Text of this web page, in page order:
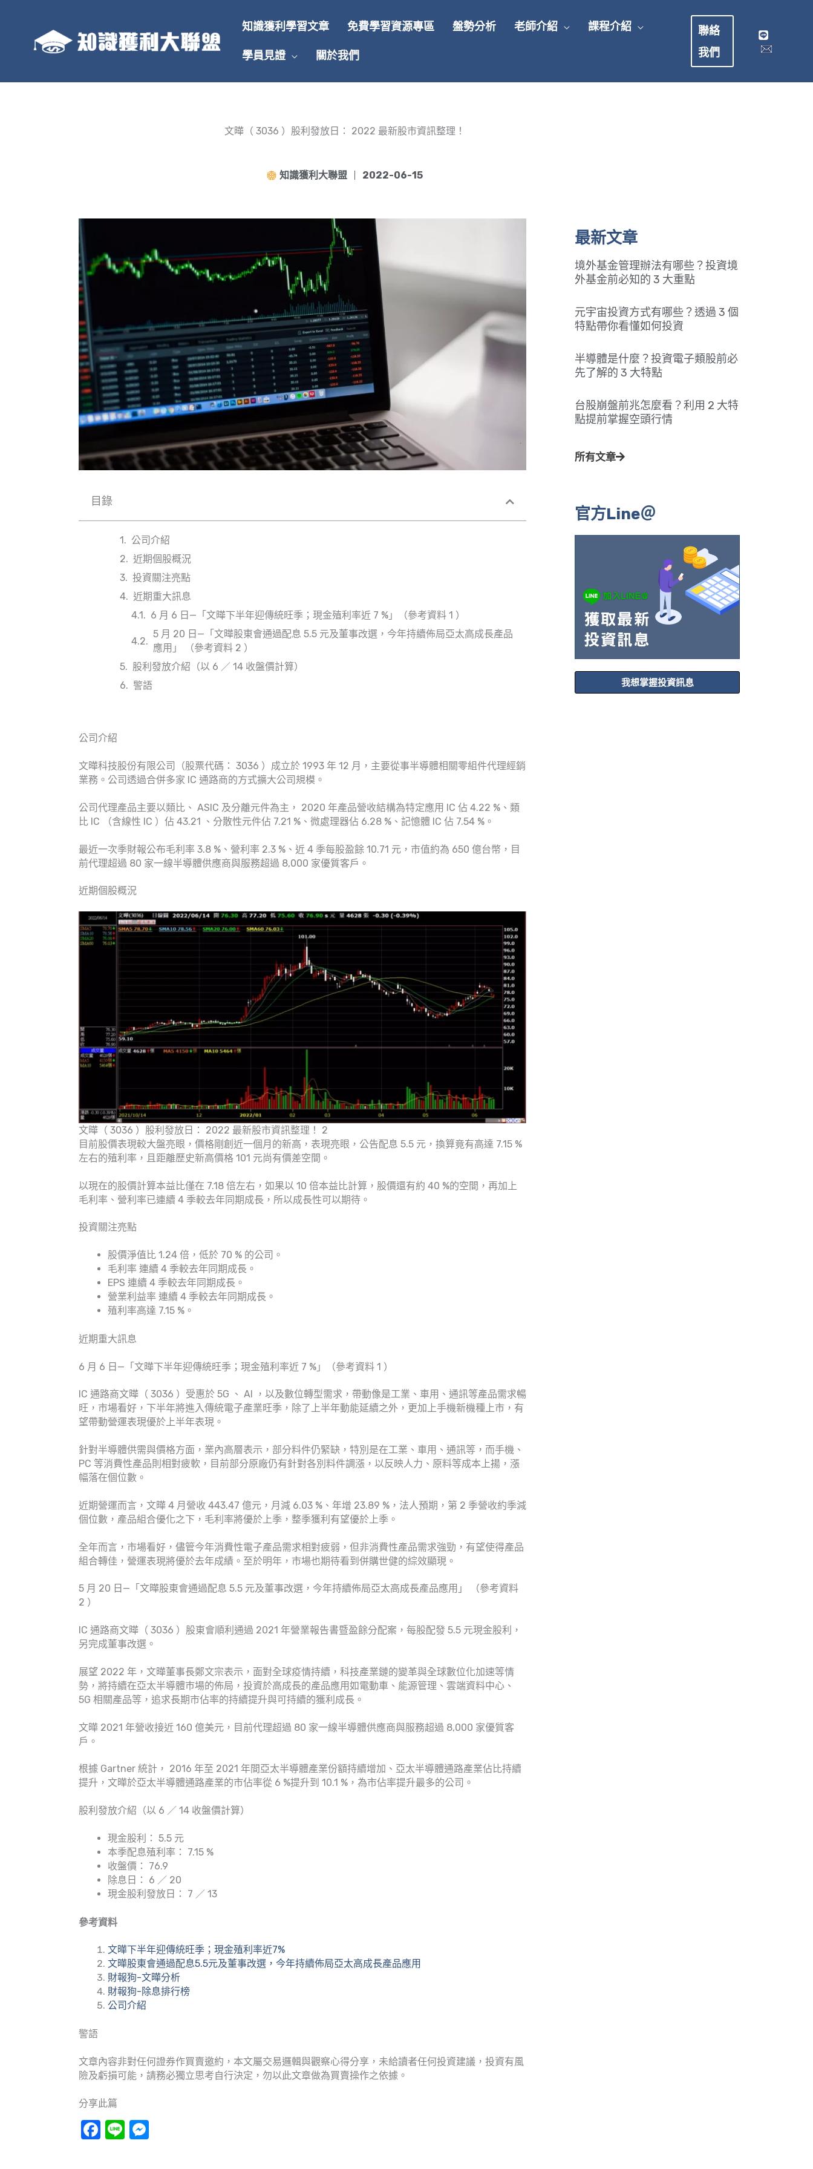
知識獲利學習文章 免費學習資源專區 盤勢分析 老師介紹 課程介紹
學員見證 關於我們
聯絡
我們
文曄（ 3036 ）股利發放日： 2022 最新股市資訊整理！
知識獲利大聯盟 2022-06-15
目錄
公司介紹
近期個股概況
投資關注亮點
近期重大訊息
6 月 6 日—「文曄下半年迎傳統旺季；現金殖利率近 7 %」（參考資料 1 ）
5 月 20 日—「文曄股東會通過配息 5.5 元及董事改選，今年持續佈局亞太高成長產品
應用」 （參考資料 2 ）
股利發放介紹（以 6 ／ 14 收盤價計算）
警語
公司介紹
文曄科技股份有限公司（股票代碼： 3036 ）成立於 1993 年 12 月，主要從事半導體相關零組件代理經銷
業務。公司透過合併多家 IC 通路商的方式擴大公司規模。
公司代理產品主要以類比、 ASIC 及分離元件為主， 2020 年產品營收結構為特定應用 IC 佔 4.22 %、類
比 IC （含線性 IC ）佔 43.21 、分散性元件佔 7.21 %、微處理器佔 6.28 %、記憶體 IC 佔 7.54 %。
最近一次季財報公布毛利率 3.8 %、營利率 2.3 %、近 4 季每股盈餘 10.71 元，市值約為 650 億台幣，目
前代理超過 80 家一線半導體供應商與服務超過 8,000 家優質客戶。
近期個股概況
文曄（ 3036 ）股利發放日： 2022 最新股市資訊整理！ 2
目前股價表現較大盤亮眼，價格剛創近一個月的新高，表現亮眼，公告配息 5.5 元，換算竟有高達 7.15 %
左右的殖利率，且距離歷史新高價格 101 元尚有價差空間。
以現在的股價計算本益比僅在 7.18 倍左右，如果以 10 倍本益比計算，股價還有約 40 %的空間，再加上
毛利率、營利率已連續 4 季較去年同期成長，所以成長性可以期待。
投資關注亮點
股價淨值比 1.24 倍，低於 70 % 的公司。
毛利率 連續 4 季較去年同期成長。
EPS 連續 4 季較去年同期成長。
營業利益率 連續 4 季較去年同期成長。
殖利率高達 7.15 %。
近期重大訊息
6 月 6 日—「文曄下半年迎傳統旺季；現金殖利率近 7 %」（參考資料 1 ）
IC 通路商文曄（ 3036 ）受惠於 5G 、 AI ，以及數位轉型需求，帶動像是工業、車用、通訊等產品需求暢
旺，市場看好，下半年將進入傳統電子產業旺季，除了上半年動能延續之外，更加上手機新機種上市，有
望帶動營運表現優於上半年表現。
針對半導體供需與價格方面，業內高層表示，部分料件仍緊缺，特別是在工業、車用、通訊等，而手機、
PC 等消費性產品則相對疲軟，目前部分原廠仍有針對各別料件調漲，以反映人力、原料等成本上揚，漲
幅落在個位數。
近期營運而言，文曄 4 月營收 443.47 億元，月減 6.03 %、年增 23.89 %，法人預期，第 2 季營收約季減
個位數，產品組合優化之下，毛利率將優於上季，整季獲利有望優於上季。
全年而言，市場看好，儘管今年消費性電子產品需求相對疲弱，但非消費性產品需求強勁，有望使得產品
組合轉佳，營運表現將優於去年成績。至於明年，市場也期待看到併購世健的綜效顯現。
5 月 20 日—「文曄股東會通過配息 5.5 元及董事改選，今年持續佈局亞太高成長產品應用」 （參考資料
2 ）
IC 通路商文曄（ 3036 ）股東會順利通過 2021 年營業報告書暨盈餘分配案，每股配發 5.5 元現金股利，
另完成董事改選。
展望 2022 年，文曄董事長鄭文宗表示，面對全球疫情持續，科技產業鏈的變革與全球數位化加速等情
勢，將持續在亞太半導體巿場的佈局，投資於高成長的產品應用如電動車、能源管理、雲端資料中心、
5G 相關產品等，追求長期市佔率的持續提升與可持續的獲利成長。
文曄 2021 年營收接近 160 億美元，目前代理超過 80 家一線半導體供應商與服務超過 8,000 家優質客
戶。
根據 Gartner 統計， 2016 年至 2021 年間亞太半導體產業份額持續增加、亞太半導體通路產業佔比持續
提升，文曄於亞太半導體通路產業的市佔率從 6 %提升到 10.1 %，為市佔率提升最多的公司。
股利發放介紹（以 6 ／ 14 收盤價計算）
現金股利： 5.5 元
本季配息殖利率： 7.15 %
收盤價： 76.9
除息日： 6 ／ 20
現金股利發放日： 7 ／ 13
參考資料
文曄下半年迎傳統旺季；現金殖利率近7%
文曄股東會通過配息5.5元及董事改選，今年持續佈局亞太高成長產品應用
財報狗-文曄分析
財報狗-除息排行榜
公司介紹
警語
文章內容非對任何證券作買賣邀約，本文屬交易邏輯與觀察心得分享，未給讀者任何投資建議，投資有風
險及虧損可能，請務必獨立思考自行決定，勿以此文章做為買賣操作之依據。
分享此篇
Facebook
Line
最新文章
境外基金管理辦法有哪些？投資境
外基金前必知的 3 大重點
元宇宙投資方式有哪些？透過 3 個
特點帶你看懂如何投資
半導體是什麼？投資電子類股前必
先了解的 3 大特點
台股崩盤前兆怎麼看？利用 2 大特
點提前掌握空頭行情
所有文章
官方Line＠
我想掌握投資訊息